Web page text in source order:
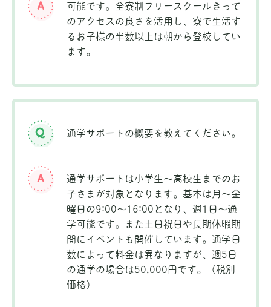
可能です。全寮制フリースクールきって
のアクセスの良さを活用し、寮で生活す
るお子様の半数以上は朝から登校してい
ます。
通学サポートの概要を教えてください。
通学サポートは小学生～高校生までのお
子さまが対象となります。基本は月～金
曜日の9:00～16:00となり、週1日～通
学可能です。また土日祝日や長期休暇期
間にイベントも開催しています。通学日
数によって料金は異なりますが、週5日
の通学の場合は50,000円です。（税別
価格）